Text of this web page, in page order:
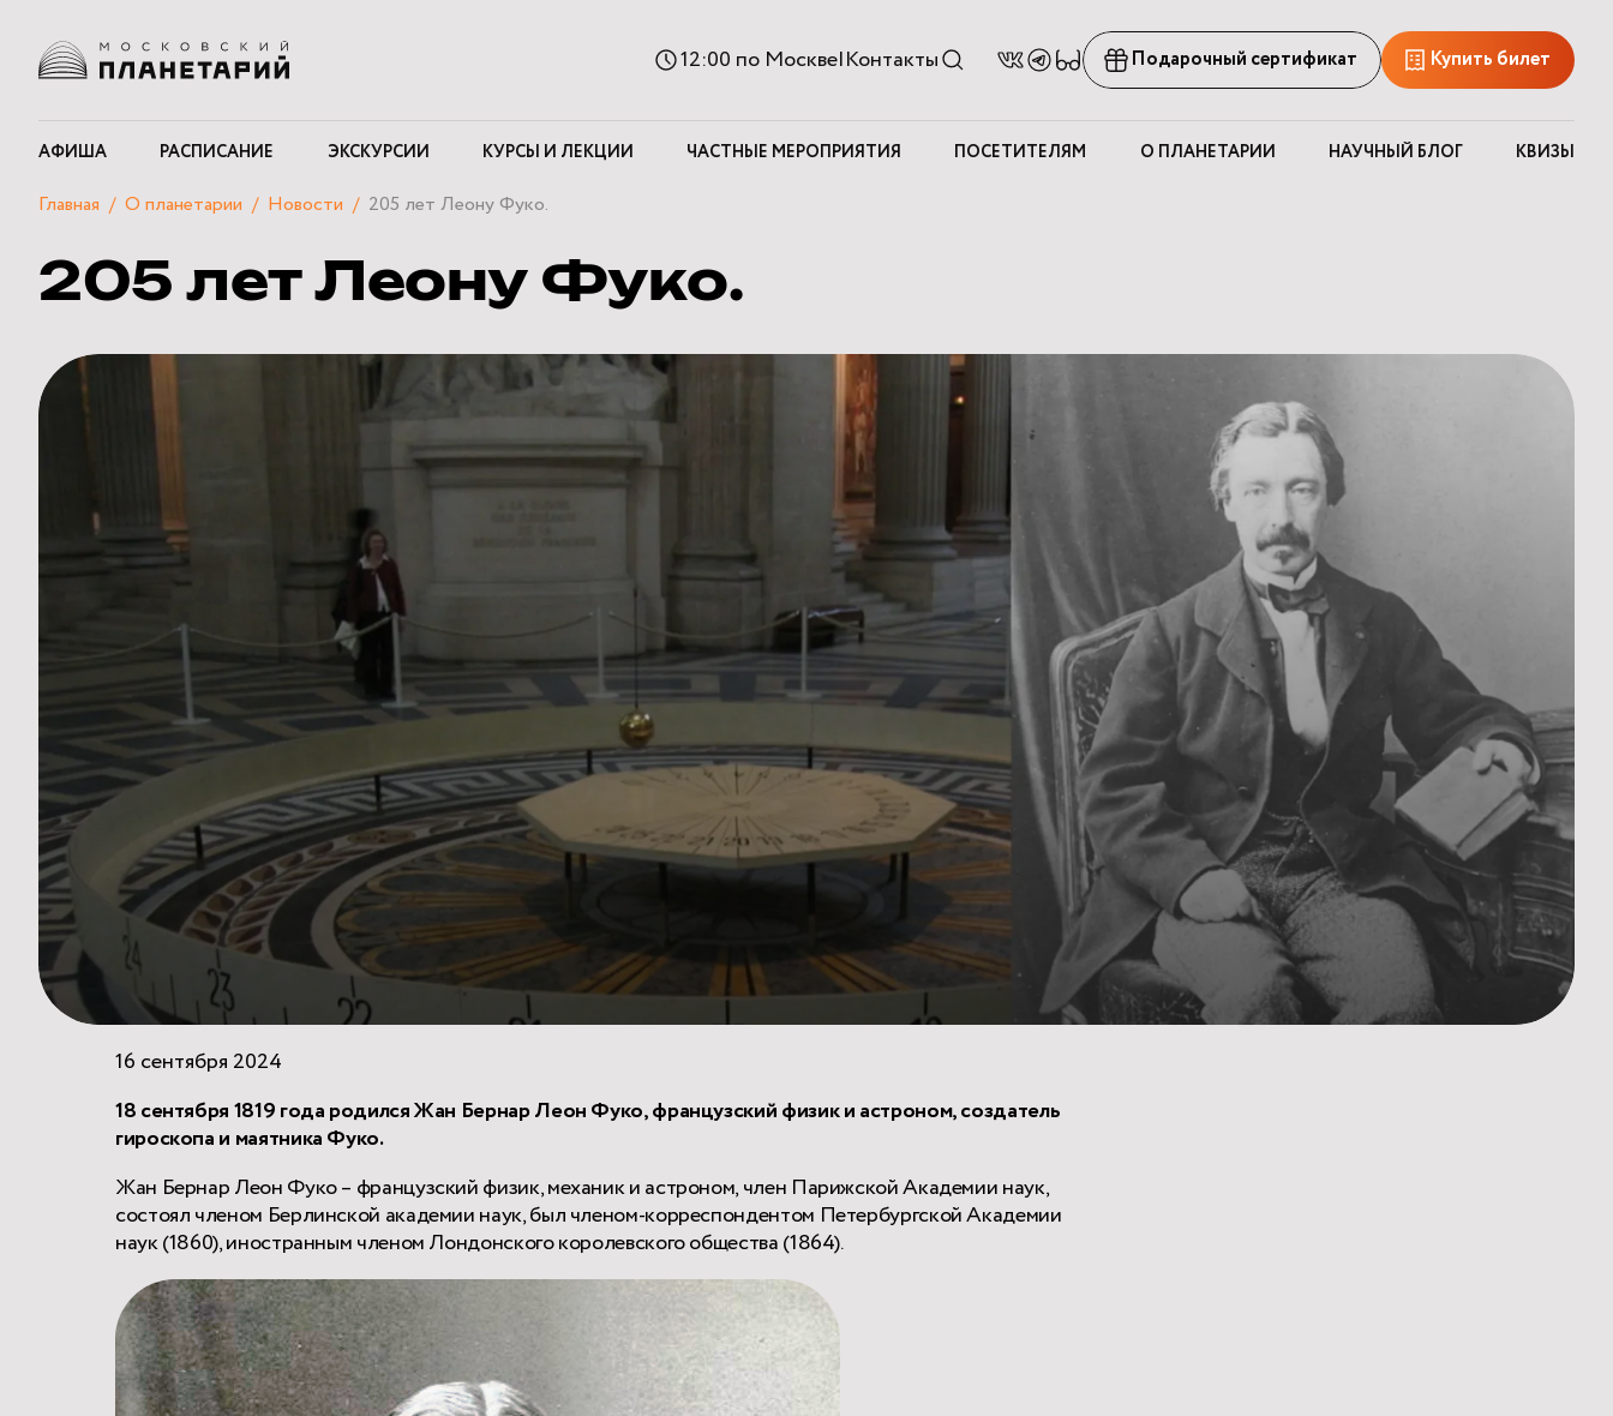
12:00 по Москве|Контакты
Версия
для
слабовидящих
Подарочный сертификат Купить билет
АФИША РАСПИСАНИЕ ЭКСКУРСИИ КУРСЫ И ЛЕКЦИИ ЧАСТНЫЕ МЕРОПРИЯТИЯ ПОСЕТИТЕЛЯМ О ПЛАНЕТАРИИ НАУЧНЫЙ БЛОГ КВИЗЫ
Главная О планетарии Новости 205 лет Леону Фуко.
205 лет Леону Фуко.
16 сентября 2024
18 сентября 1819 года родился Жан Бернар Леон Фуко, французский физики астроном, создатель
гироскопа и маятника Фуко.
Жан Бернар Леон Фуко – французский физик, механик и астроном, член Парижской Академии наук,
состоял членом Берлинской академии наук, был членом-корреспондентом Петербургской Академии
наук (1860), иностранным членом Лондонского королевского общества (1864).